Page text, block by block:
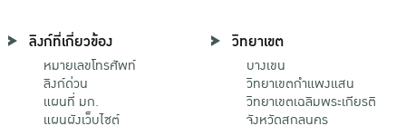
ลิงก์ที่เกี่ยวข้อง
หมายเลขโทรศัพท์
ลิงก์ด่วน
แผนที่ มก.
แผนผังเว็บไซต์
วิทยาเขต
บางเขน
วิทยาเขตกําแพงแสน
วิทยาเขตเฉลิมพระเกียรติ
จังหวัดสกลนคร